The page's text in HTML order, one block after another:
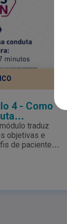
4 - Como
traduz
objetivas e
de pacientes.